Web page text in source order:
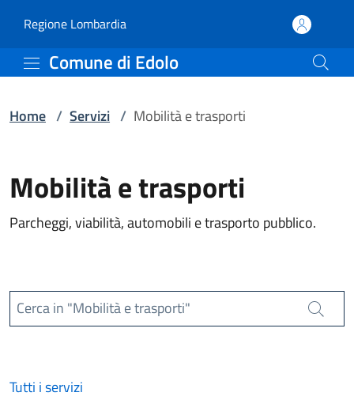
Servizi | Comune di
Regione Lombardia(apre in un'altra scheda).
Comune di Edolo
Home / Servizi / Mobilità e trasporti
Mobilità e trasporti
Parcheggi, viabilità, automobili e trasporto pubblico.
Cerca in "Mobilità e trasporti"
Cerca
Tutti i servizi